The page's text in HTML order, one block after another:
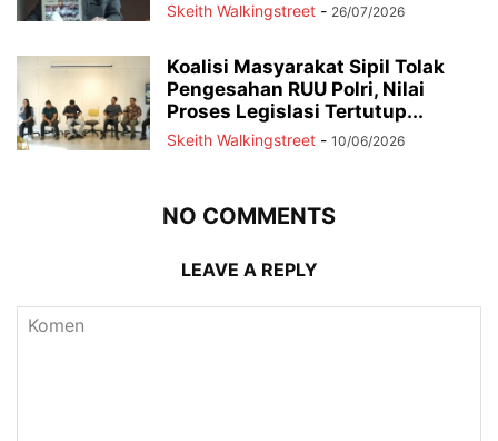
Skeith Walkingstreet - 26/07/2026
Koalisi Masyarakat Sipil Tolak
Pengesahan RUU Polri, Nilai
Proses Legislasi Tertutup...
Skeith Walkingstreet - 10/06/2026
NO COMMENTS
LEAVE A REPLY